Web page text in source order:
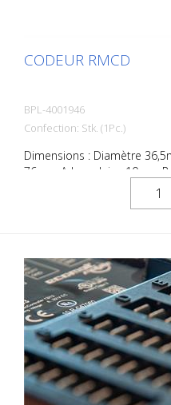
CODEUR RMCD
BPL-4001946
Confection: Stk. (1Pc.)
Dimensions : Diamètre
76mm Arbre plein : 10mm
4096 pas, r4096 tours de la
IP68 ; IP 69K sans roue de